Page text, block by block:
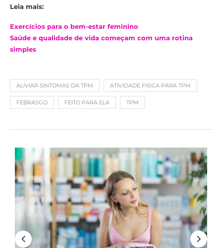
Leia mais:
Exercícios para o bem-estar feminino
Saúde e qualidade de vida começam com uma rotina
simples
ALIVIAR SINTOMAS DA TPM ATIVIDADE FISICA PARA TPM
FEBRASGO FEITO PARA ELA TPM